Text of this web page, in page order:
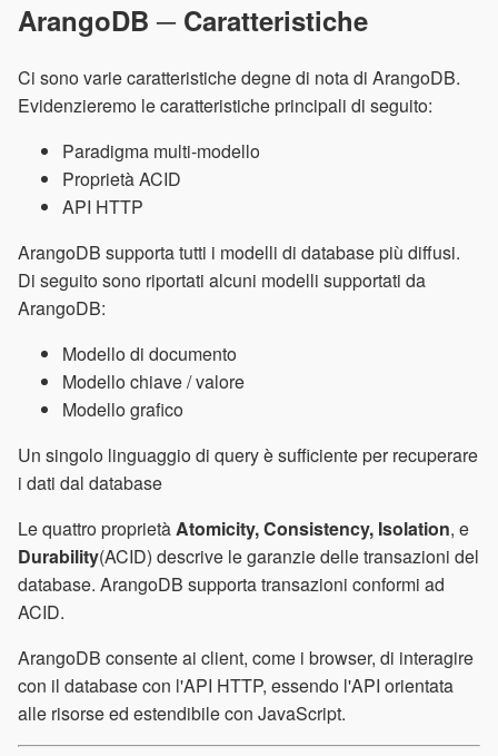
ArangoDB ─ Caratteristiche
Ci sono varie caratteristiche degne di nota di ArangoDB.
Evidenzieremo le caratteristiche principali di seguito:
Paradigma multi-modello
Proprietà ACID
API HTTP
ArangoDB supporta tutti i modelli di database più diffusi.
Di seguito sono riportati alcuni modelli supportati da
ArangoDB:
Modello di documento
Modello chiave / valore
Modello grafico
Un singolo linguaggio di query è sufficiente per recuperare
i dati dal database
Le quattro proprietàAtomicity, Consistency, Isolation, e
Durability(ACID) descrive le garanzie delle transazioni del
database. ArangoDB supporta transazioni conformi ad
ACID.
ArangoDB consente ai client, come i browser, di interagire
con il database con l'API HTTP, essendo l'API orientata
alle risorse ed estendibile con JavaScript.